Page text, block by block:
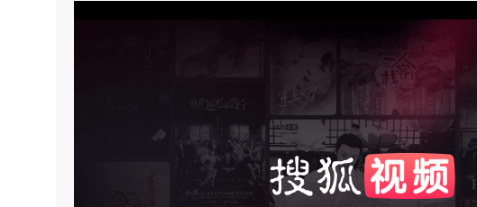
体
出
亮度
饱和度